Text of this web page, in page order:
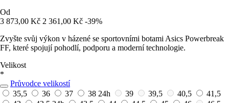
Od
3 873,00 Kč 2 361,00 Kč -39%
Zvyšte svůj výkon v házené se sportovními botami Asics Powerbreak
FF, které spojují pohodlí, podporu a moderní technologie.
Velikost
*
Průvodce velikostí
35,5
36 37 38 24h 39 39,5 40,5
41,5